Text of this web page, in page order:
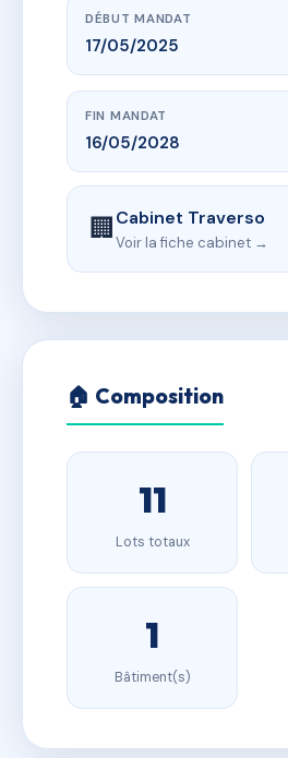
DÉBUT MANDAT
17/05/2025
FIN MANDAT
16/05/2028
🏢Cabinet Traverso
Voir la fiche cabinet →
🏠 Composition
11
Lots totaux
1
Bâtiment(s)